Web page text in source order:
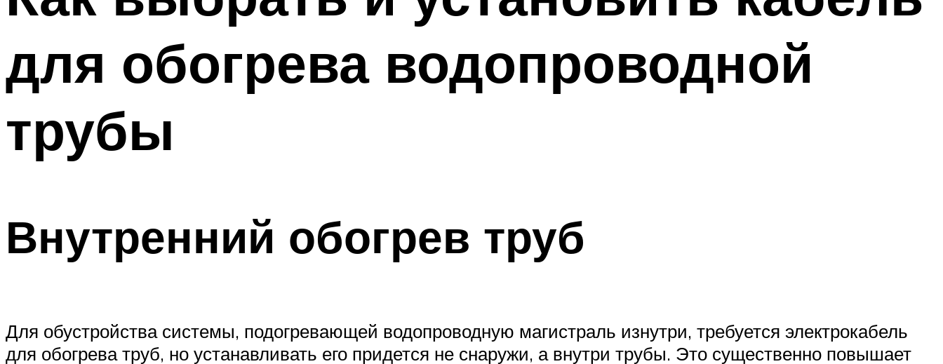
для обогрева водопроводной
трубы
Внутренний обогрев труб
Для обустройства системы, подогревающей водопроводную магистраль изнутри, требуется электрокабель
для обогрева труб, но устанавливать его придется не снаружи, а внутри трубы. Это существенно повышает